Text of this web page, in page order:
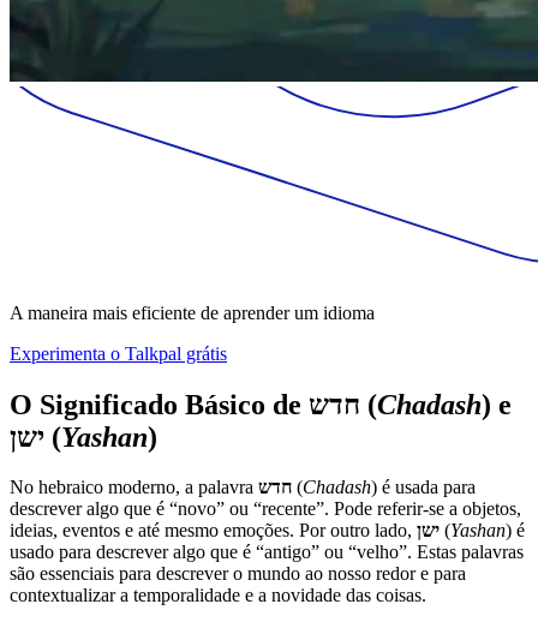
A maneira mais eficiente de aprender um idioma
Experimenta o Talkpal grátis
O Significado Básico de חדש (Chadash) e
ישן (Yashan)
No hebraico moderno, a palavra חדש (Chadash) é usada para
descrever algo que é “novo” ou “recente”. Pode referir-se a objetos,
ideias, eventos e até mesmo emoções. Por outro lado, ישן (Yashan) é
usado para descrever algo que é “antigo” ou “velho”. Estas palavras
são essenciais para descrever o mundo ao nosso redor e para
contextualizar a temporalidade e a novidade das coisas.